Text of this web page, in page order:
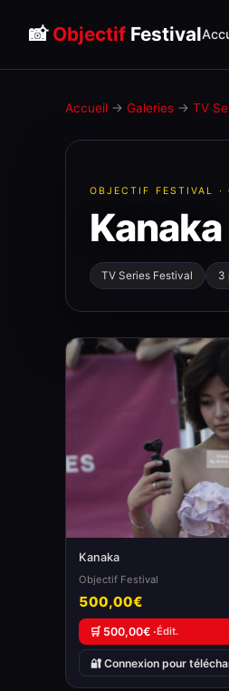
📸 Objectif Festival
Accueil → Galeries → TV
OBJECTIF FESTIVAL ·
Kanaka
TV Series Festival 3
Kanaka
Objectif Festival
500,00€
🛒 500,00€ ·Édit.
🔐 Connexion pour